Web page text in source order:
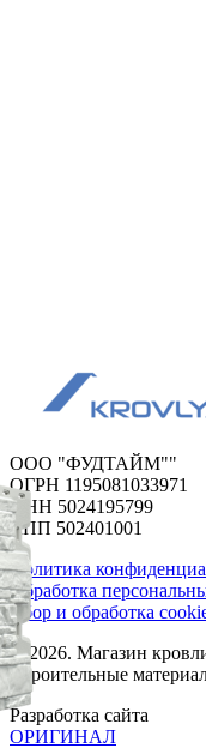
ООО "ФУДТАЙМ""
ОГРН 1195081033971
ИНН 5024195799
КПП 502401001
Политика
Обработка
Сбор и обработка
© 2026. Магазин
Строительные
Разработка сайта
ОРИГИНАЛ